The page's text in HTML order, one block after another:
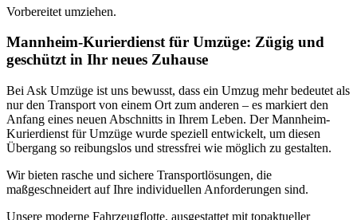
Vorbereitet umziehen.
Mannheim-Kurierdienst für Umzüge: Zügig und
geschützt in Ihr neues Zuhause
Bei Ask Umzüge ist uns bewusst, dass ein Umzug mehr bedeutet als
nur den Transport von einem Ort zum anderen – es markiert den
Anfang eines neuen Abschnitts in Ihrem Leben. Der Mannheim-
Kurierdienst für Umzüge wurde speziell entwickelt, um diesen
Übergang so reibungslos und stressfrei wie möglich zu gestalten.
Wir bieten rasche und sichere Transportlösungen, die
maßgeschneidert auf Ihre individuellen Anforderungen sind.
Unsere moderne Fahrzeugflotte, ausgestattet mit topaktueller